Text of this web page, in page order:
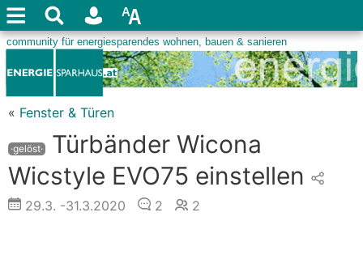
« Fenster & Türen
·gelöst·
Türbänder Wicona
Wicstyle EVO75 einstellen
29.3. -31.3.2020 2 2